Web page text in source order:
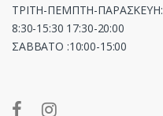
ΤΡΙΤΗ-ΠΕΜΠΤΗ-ΠΑΡΑΣΚΕΥΗ:
8:30-15:30 17:30-20:00
ΣΑΒΒΑΤΟ :10:00-15:00